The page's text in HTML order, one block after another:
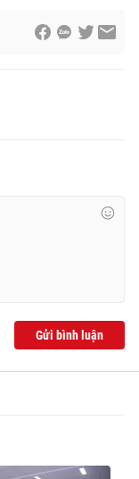
Gửi bình luận